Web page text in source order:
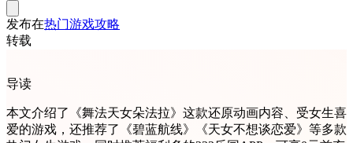
发布在热门游戏攻略
转载
导读
本文介绍了《舞法天女朵法拉》这款还原动画内容、受女生喜
爱的游戏，还推荐了《碧蓝航线》《天女不想谈恋爱》等多款